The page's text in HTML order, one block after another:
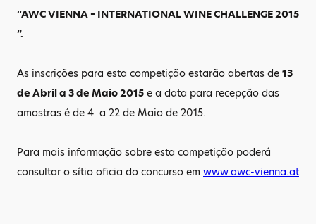
“AWC VIENNA – INTERNATIONAL WINE CHALLENGE 2015
”.
As inscrições para esta competição estarão abertas de 13
de Abril a 3 de Maio 2015 e a data para recepção das
amostras é de 4 a 22 de Maio de 2015.
Para mais informação sobre esta competição poderá
consultar o sítio oficia do concurso em www.awc-vienna.at